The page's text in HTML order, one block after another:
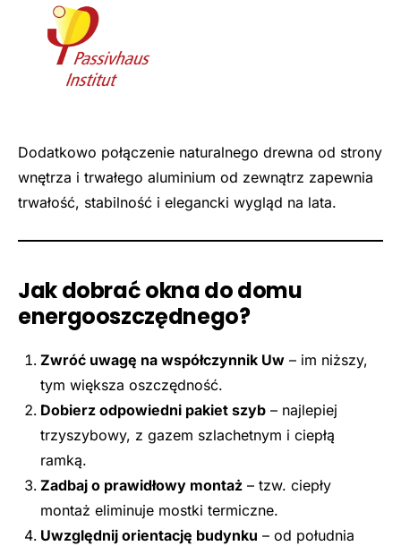
Dodatkowo połączenie naturalnego drewna od strony
wnętrza i trwałego aluminium od zewnątrz zapewnia
trwałość, stabilność i elegancki wygląd na lata.
Jak dobrać okna do domu
energooszczędnego?
Zwróć uwagę na współczynnik Uw – im niższy,
tym większa oszczędność.
Dobierz odpowiedni pakiet szyb – najlepiej
trzyszybowy, z gazem szlachetnym i ciepłą
ramką.
Zadbaj o prawidłowy montaż – tzw. ciepły
montaż eliminuje mostki termiczne.
Uwzględnij orientację budynku – od południa